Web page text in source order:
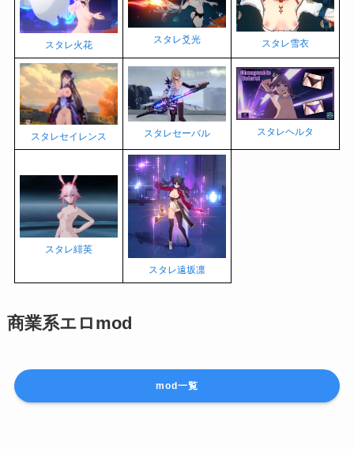
スタレ火花
スタレ爻光 スタレ雪衣
スタレセイレンス スタレセーバル スタレヘルタ
スタレ緋英
スタレ遠坂凛
商業系エロmod
mod一覧